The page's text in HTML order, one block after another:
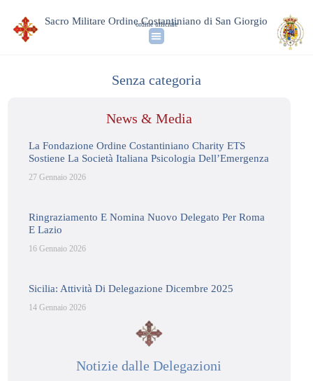
Sacro Militare Ordine Costantiniano di San Giorgio
ordine ufficiale
Senza categoria
News & Media
La Fondazione Ordine Costantiniano Charity ETS
Sostiene La Società Italiana Psicologia Dell’Emergenza
27 Gennaio 2026
Ringraziamento E Nomina Nuovo Delegato Per Roma
E Lazio
16 Gennaio 2026
Sicilia: Attività Di Delegazione Dicembre 2025
14 Gennaio 2026
Notizie dalle Delegazioni